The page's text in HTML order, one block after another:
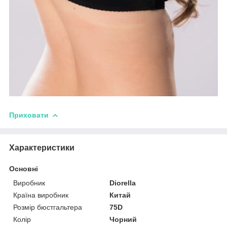
Приховати
Характеристики
Основні
Виробник
Diorella
Країна виробник
Китай
Розмір бюстгальтера
75D
Колір
Чорний